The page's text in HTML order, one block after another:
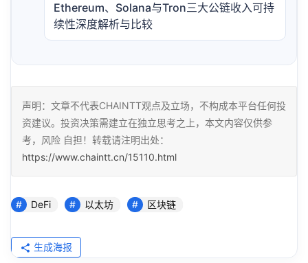
Ethereum、Solana与Tron三大公链收入可持
续性深度解析与比较
声明：文章不代表CHAINTT观点及立场，不构成本平台任何投
资建议。投资决策需建立在独立思考之上，本文内容仅供参
考，风险 自担！转载请注明出处：
https://www.chaintt.cn/15110.html
DeFi 以太坊 区块链
生成海报